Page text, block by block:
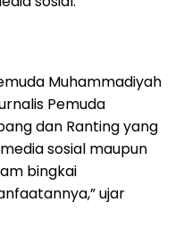
Muhammadiyah
Pemuda
dan Ranting yang
sosial maupun
bingkai
ujar